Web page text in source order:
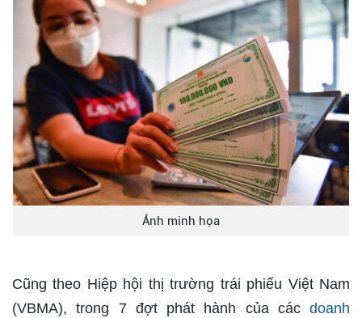
Ảnh minh họa
Cũng theo Hiệp hội thị trường trái phiếu Việt Nam
(VBMA), trong 7 đợt phát hành của các doanh